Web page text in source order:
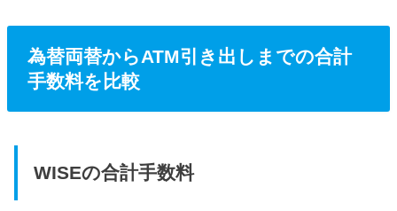
為替両替からATM引き出しまでの合計
手数料を比較
WISEの合計手数料